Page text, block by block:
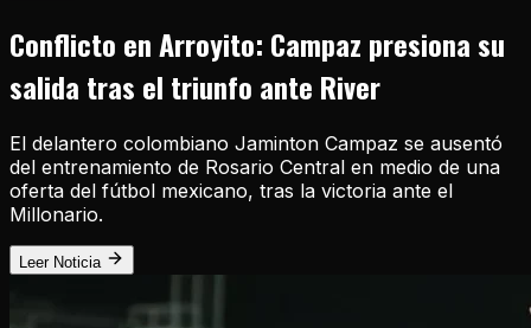
Conflicto en Arroyito: Campaz presiona su
salida tras el triunfo ante River
El delantero colombiano Jaminton Campaz se ausentó
del entrenamiento de Rosario Central en medio de una
oferta del fútbol mexicano, tras la victoria ante el
Millonario.
Leer Noticia